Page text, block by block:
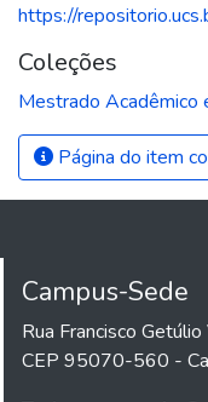
https://
Coleções
Mestrado Acadêmico
Página do item
Campus-Sede
Rua Francisco
CEP 95070-560 -